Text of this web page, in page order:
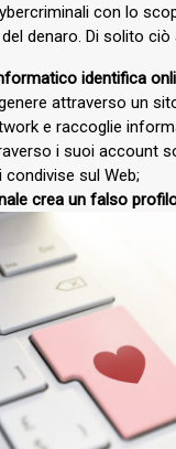
con lo
denaro. Di solito ciò
identifica
attraverso un
e raccoglie
i suoi account
sul Web;
crea un falso